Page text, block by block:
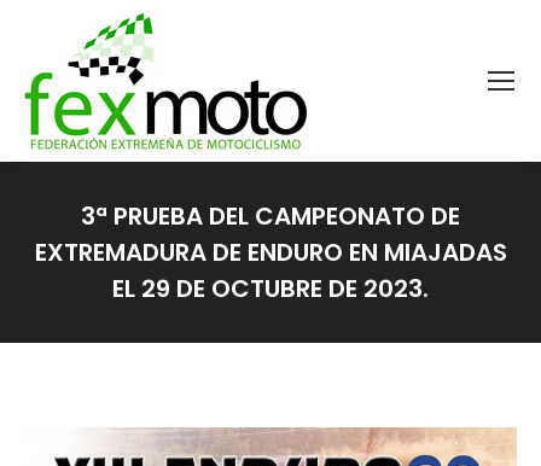
3ª PRUEBA DEL CAMPEONATO DE
EXTREMADURA DE ENDURO EN MIAJADAS
EL 29 DE OCTUBRE DE 2023.